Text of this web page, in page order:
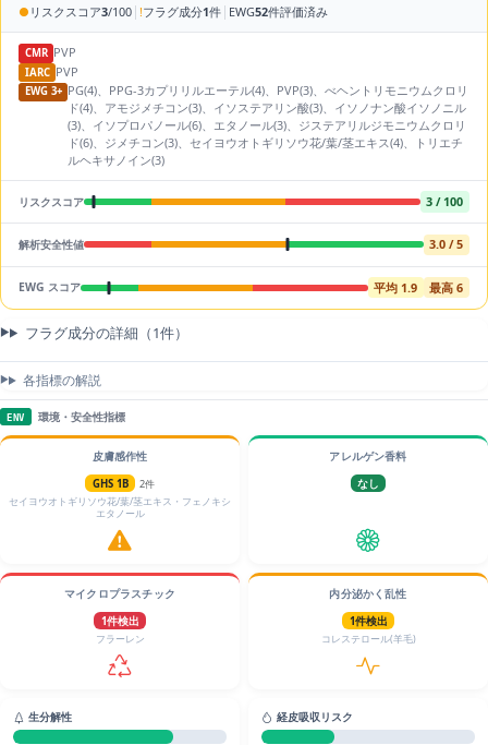
● リスクスコア3/100 | !フラグ成分1件 | EWG52件評価済み
CMR PVP
IARC PVP
EWG 3+ PG(4)、PPG-3カプリリルエーテル(4)、PVP(3)、べヘントリモニウムクロリ
ド(4)、アモジメチコン(3)、イソステアリン酸(3)、イソノナン酸イソノニル
(3)、イソプロパノール(6)、エタノール(3)、ジステアリルジモニウムクロリ
ド(6)、ジメチコン(3)、セイヨウオトギリソウ花/葉/茎エキス(4)、トリエチ
ルヘキサノイン(3)
リスクスコア 3 / 100
解析安全性値 3.0 / 5
EWG スコア 平均 1.9 最高 6
フラグ成分の詳細（1件）
各指標の解説
ENV 環境・安全性指標
皮膚感作性
GHS 1B
2件
セイヨウオトギリソウ花/葉/茎エキス・フェノキシ
エタノール
アレルゲン香料
なし
マイクロプラスチック
1件検出
フラーレン
内分泌かく乱性
1件検出
コレステロール(羊毛)
生分解性 経皮吸収リスク